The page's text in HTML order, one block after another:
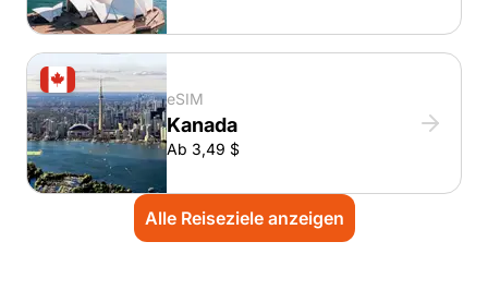
eSIM
Kanada
Ab 3,49 $
Alle Reiseziele anzeigen